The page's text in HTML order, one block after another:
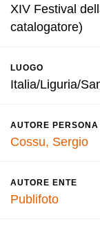
XIV Festival
catalogatore)
LUOGO
Italia/Liguria/
AUTORE PERSONA
Cossu, Sergio
AUTORE ENTE
Publifoto